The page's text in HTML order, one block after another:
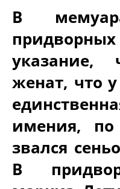
В
женат, что
имения, по
звался
В